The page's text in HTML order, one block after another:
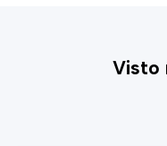
Visto